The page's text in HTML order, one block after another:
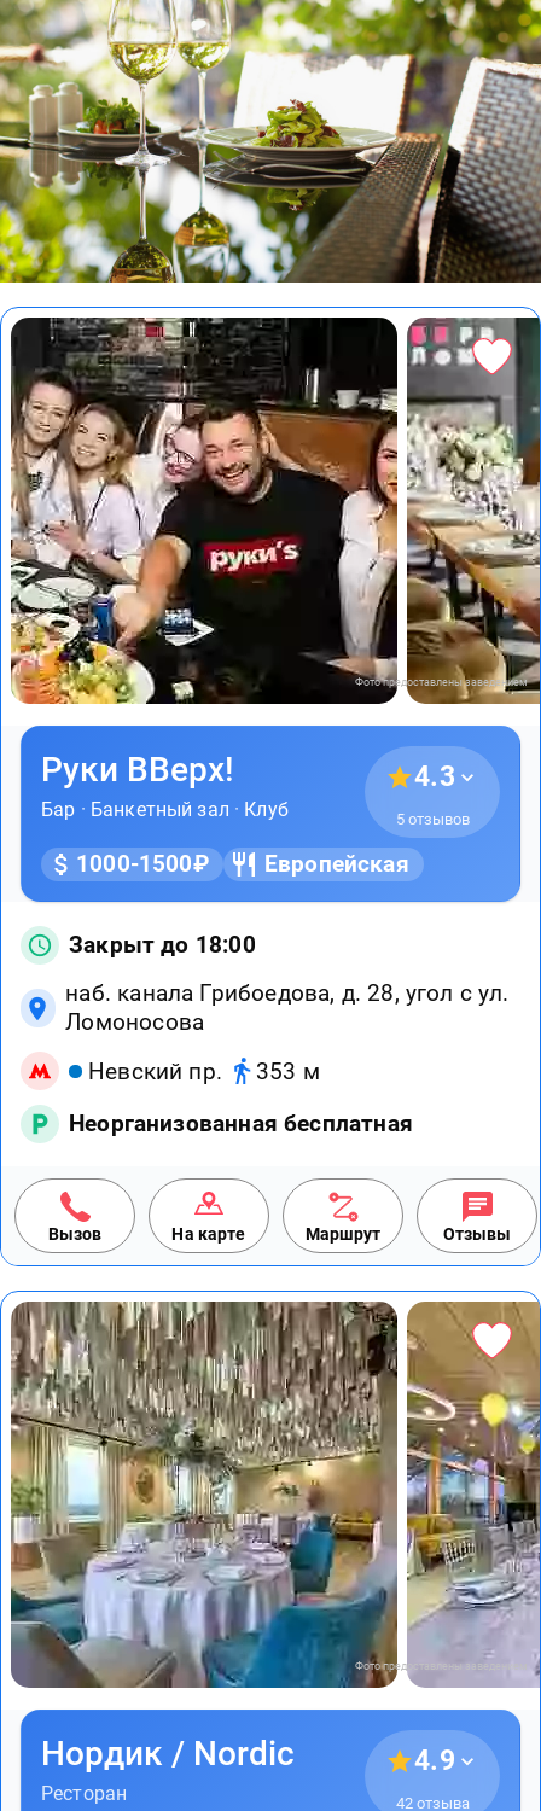
Фото предоставлены заведением
Руки ВВерх!
Бар · Банкетный зал · Клуб
4.3
5 отзывов
1000-1500₽ Европейская
Закрыт до 18:00
наб. канала Грибоедова, д. 28, угол с ул.
Ломоносова
Невский пр.
353 м
Неорганизованная бесплатная
Вызов На карте Маршрут Отзывы
Фото предоставлены заведением
Нордик / Nordic
Ресторан
4.9
42 отзыва